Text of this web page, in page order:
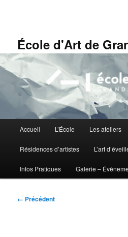
principalÉcole d'Art de
principal
Accueil L’École Les ateliers
Résidences d’artistes L’art
Infos Pratiques Galerie –
Navigation
← Précédent